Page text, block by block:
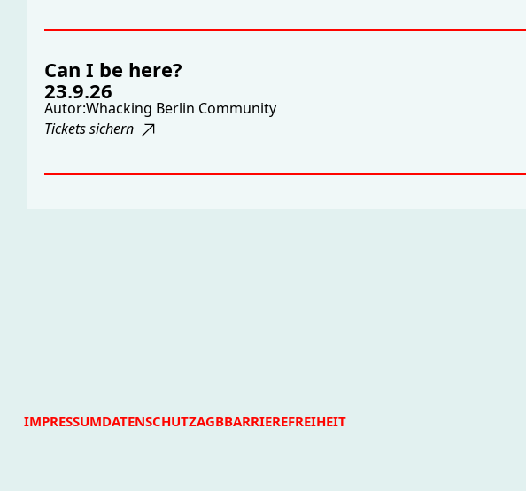
Can I be here?
23.9.26
Autor:Whacking Berlin Community
Tickets sichern
IMPRESSUMDATENSCHUTZAGBBARRIEREFREIHEIT